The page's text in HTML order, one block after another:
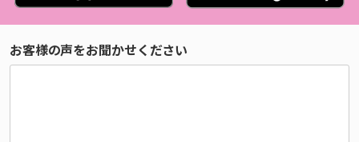
お客様の声をお聞かせください